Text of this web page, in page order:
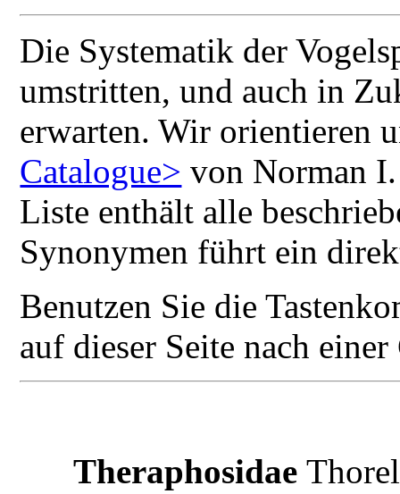
Die Systematik der
umstritten, und auch in
erwarten. Wir orientieren
Catalogue> von Norman
Liste enthält alle
Synonymen führt ein
Benutzen Sie die
auf dieser Seite nach
Theraphosidae